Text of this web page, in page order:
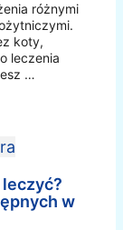
różnymi
koty,
leczenia
…
w